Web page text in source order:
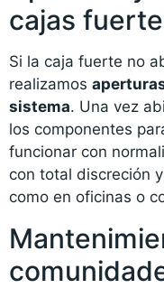
cajas
Si la caja fuerte no
realizamos
sistema. Una vez
los componentes
funcionar con
con total discreción
como en oficinas o